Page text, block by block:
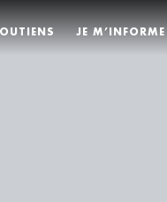
JE M’INFORME